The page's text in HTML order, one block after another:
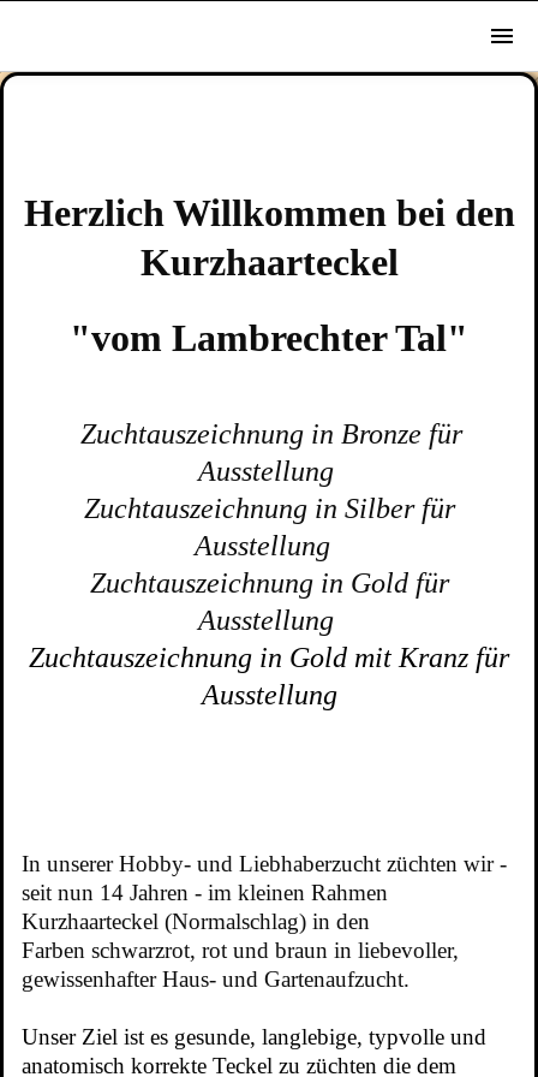
Herzlich Willkommen bei den
Kurzhaarteckel
"vom Lambrechter Tal"
Zuchtauszeichnung in Bronze für
Ausstellung
Zuchtauszeichnung in Silber für
Ausstellung
Zuchtauszeichnung in Gold für
Ausstellung
Zuchtauszeichnung in Gold mit Kranz für
Ausstellung
In unserer Hobby- und Liebhaberzucht züchten wir -
seit nun 14 Jahren - im kleinen Rahmen
Kurzhaarteckel (Normalschlag) in den
Farben schwarzrot, rot und braun in liebevoller,
gewissenhafter Haus- und Gartenaufzucht.
Unser Ziel ist es gesunde, langlebige, typvolle und
anatomisch korrekte Teckel zu züchten die dem